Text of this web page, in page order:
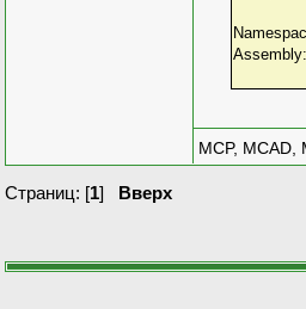
MCP, MCAD,
Страниц: [1] Вверх